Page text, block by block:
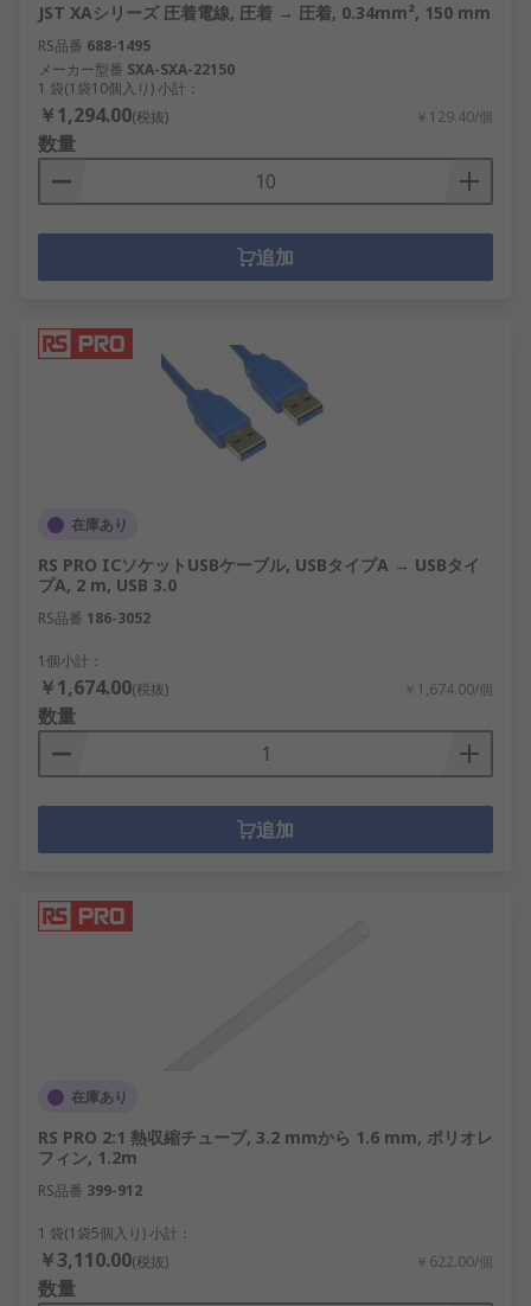
JST XAシリーズ 圧着電線, 圧着 → 圧着, 0.34mm², 150 mm
RS品番 688-1495
メーカー型番 SXA-SXA-22150
1 袋(1袋10個入り) 小計：
￥1,294.00(税抜) ￥129.40/個
数量
追加
在庫あり
RS PRO ICソケットUSBケーブル, USBタイプA → USBタイ
プA, 2 m, USB 3.0
RS品番 186-3052
1個小計：
￥1,674.00(税抜) ￥1,674.00/個
数量
追加
在庫あり
RS PRO 2:1 熱収縮チューブ, 3.2 mmから 1.6 mm, ポリオレ
フィン, 1.2m
RS品番 399-912
1 袋(1袋5個入り) 小計：
￥3,110.00(税抜) ￥622.00/個
数量